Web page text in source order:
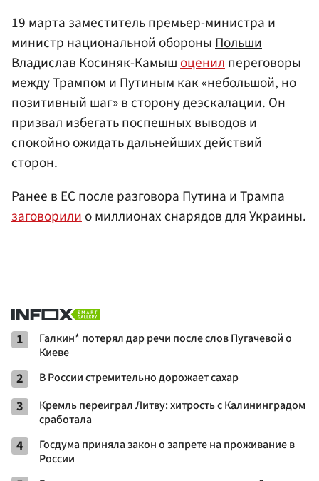
19 марта заместитель премьер-министра и
министр национальной обороныПольши
Владислав Косиняк-Камышоценилпереговоры
между Трампом и Путиным как «небольшой, но
позитивный шаг» в сторону деэскалации. Он
призвал избегать поспешных выводов и
спокойно ожидать дальнейших действий
сторон.
Ранее в ЕС после разговора Путина и Трампа
заговорилио миллионах снарядов для Украины.
1
Галкин* потерял дар речи после слов Пугачевой о
Киеве
2 В России стремительно дорожает сахар
3
Кремль переиграл Литву: хитрость с Калининградом
сработала
4
Госдума приняла закон о запрете на проживание в
России